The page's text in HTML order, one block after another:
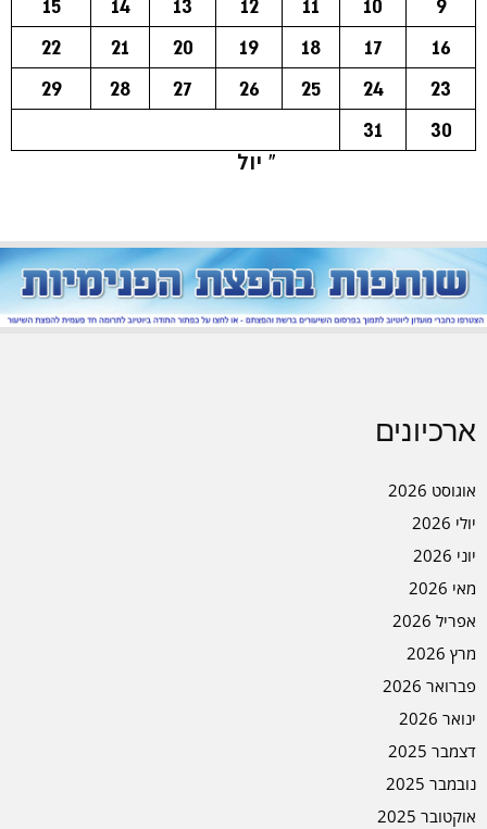
9
10
11
12
13
14
15
16
17
18
19
20
21
22
23
24
25
26
27
28
29
30
31
« יול
ארכיונים
אוגוסט 2026
יולי 2026
יוני 2026
מאי 2026
אפריל 2026
מרץ 2026
פברואר 2026
ינואר 2026
דצמבר 2025
נובמבר 2025
אוקטובר 2025